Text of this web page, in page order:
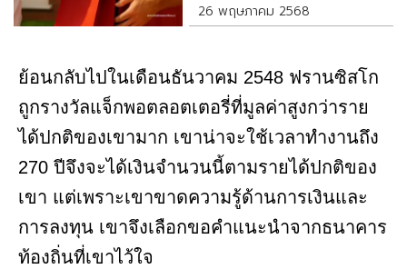
26 พฤษภาคม 2568
ย้อนกลับไปในเดือนธันวาคม 2548 ฟรานซิสโก
ถูกรางวัลแจ็กพอตลอตเตอรี่ที่มูลค่าสูงกว่าราย
ได้ปกติของเขามาก เขาน่าจะใช้เวลาทำงานถึง
270 ปีจึงจะได้เงินจำนวนนี้ตามรายได้ปกติของ
เขา แต่เพราะเขาขาดความรู้ด้านการเงินและ
การลงทุน เขาจึงเลือกขอคำแนะนำจากธนาคาร
ท้องถิ่นที่เขาไว้ใจ